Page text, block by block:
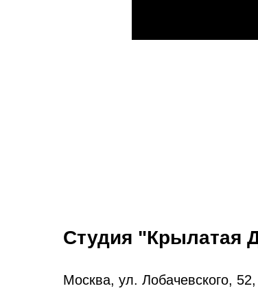
Студия "Крылатая
Москва, ул. Лобачевского,